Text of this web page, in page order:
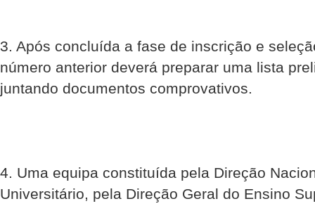
3. Após concluída a fase de inscrição e
número anterior deverá preparar uma lista
juntando documentos comprovativos.
4. Uma equipa constituída pela Direção
Universitário, pela Direção Geral do Ensino